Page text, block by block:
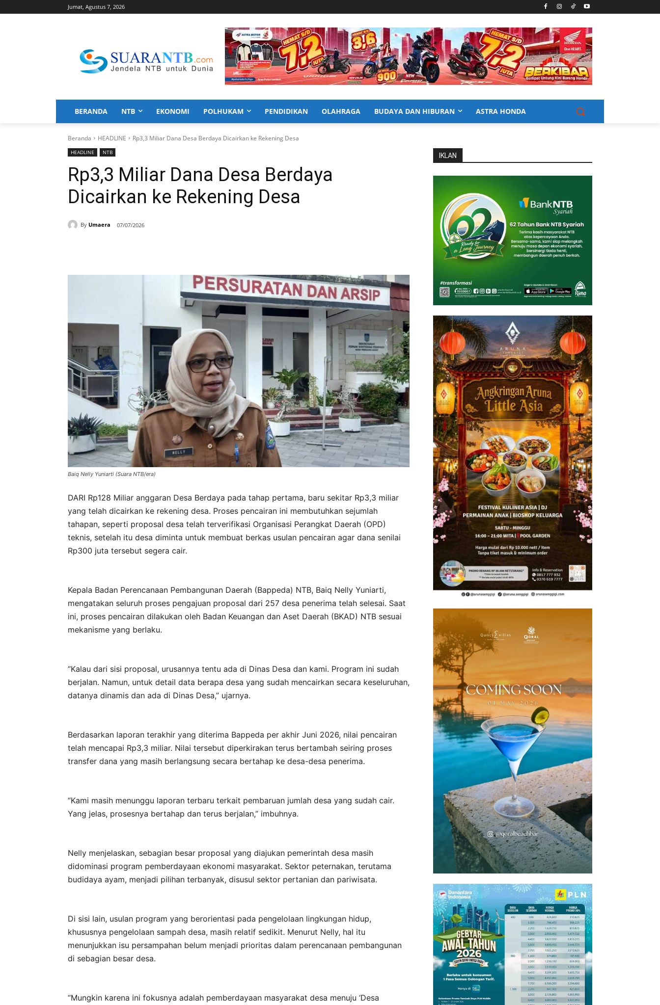
Jumat, Agustus 7, 2026
BERANDA NTB EKONOMI POLHUKAM PENDIDIKAN OLAHRAGA BUDAYA DAN HIBURAN ASTRA HONDA
Beranda HEADLINE Rp3,3 Miliar Dana Desa Berdaya Dicairkan ke Rekening Desa
HEADLINE NTB
Rp3,3 Miliar Dana Desa Berdaya
Dicairkan ke Rekening Desa
By Umaera 07/07/2026
Baiq Nelly Yuniarti (Suara NTB/era)
DARI Rp128 Miliar anggaran Desa Berdaya pada tahap pertama, baru sekitar Rp3,3 miliar
yang telah dicairkan ke rekening desa. Proses pencairan ini membutuhkan sejumlah
tahapan, seperti proposal desa telah terverifikasi Organisasi Perangkat Daerah (OPD)
teknis, setelah itu desa diminta untuk membuat berkas usulan pencairan agar dana senilai
Rp300 juta tersebut segera cair.
Kepala Badan Perencanaan Pembangunan Daerah (Bappeda) NTB, Baiq Nelly Yuniarti,
mengatakan seluruh proses pengajuan proposal dari 257 desa penerima telah selesai. Saat
ini, proses pencairan dilakukan oleh Badan Keuangan dan Aset Daerah (BKAD) NTB sesuai
mekanisme yang berlaku.
“Kalau dari sisi proposal, urusannya tentu ada di Dinas Desa dan kami. Program ini sudah
berjalan. Namun, untuk detail data berapa desa yang sudah mencairkan secara keseluruhan,
datanya dinamis dan ada di Dinas Desa,” ujarnya.
Berdasarkan laporan terakhir yang diterima Bappeda per akhir Juni 2026, nilai pencairan
telah mencapai Rp3,3 miliar. Nilai tersebut diperkirakan terus bertambah seiring proses
transfer dana yang masih berlangsung secara bertahap ke desa-desa penerima.
“Kami masih menunggu laporan terbaru terkait pembaruan jumlah desa yang sudah cair.
Yang jelas, prosesnya bertahap dan terus berjalan,” imbuhnya.
Nelly menjelaskan, sebagian besar proposal yang diajukan pemerintah desa masih
didominasi program pemberdayaan ekonomi masyarakat. Sektor peternakan, terutama
budidaya ayam, menjadi pilihan terbanyak, disusul sektor pertanian dan pariwisata.
Di sisi lain, usulan program yang berorientasi pada pengelolaan lingkungan hidup,
khususnya pengelolaan sampah desa, masih relatif sedikit. Menurut Nelly, hal itu
menunjukkan isu persampahan belum menjadi prioritas dalam perencanaan pembangunan
di sebagian besar desa.
“Mungkin karena ini fokusnya adalah pemberdayaan masyarakat desa menuju ‘Desa
IKLAN